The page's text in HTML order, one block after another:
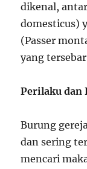
dikenal,
domesticus)
(Passer
yang
Perilaku dan
Burung
dan sering
mencari